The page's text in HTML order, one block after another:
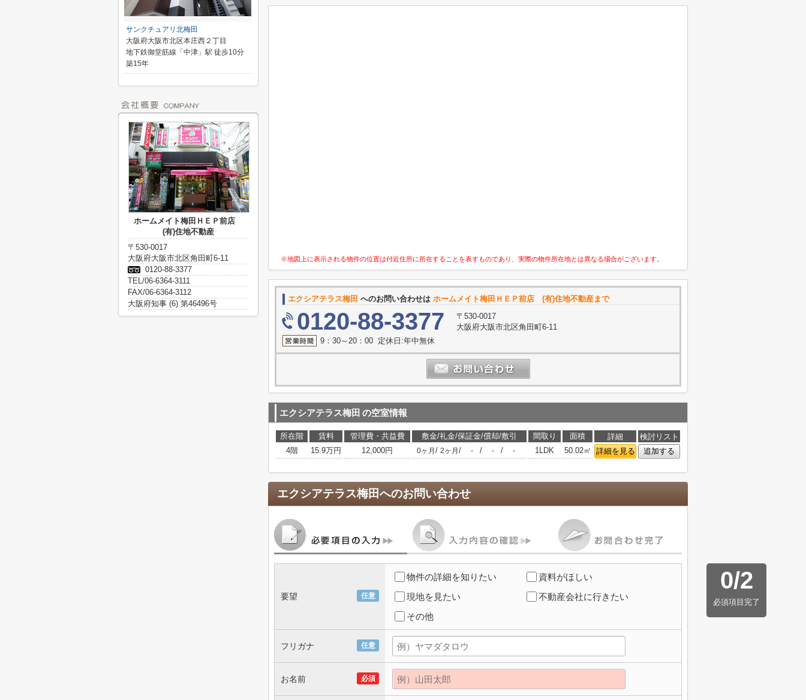
※地図上に表示される物件の位置は付近住所に所在することを表すものであり、実際の物件所在地とは異なる場合がございます。
エクシアテラス梅田 へのお問い合わせは ホームメイト梅田ＨＥＰ前店 (有)住地不動産まで
0120-88-3377
〒530-0017
大阪府大阪市北区角田町6-11
9：30～20：00 定休日:年中無休
エクシアテラス梅田 の空室情報
所在階 賃料 管理費・共益費 敷金/礼金/保証金/償却/敷引 間取り 面積 詳細
検討リスト
4階
15.9万円 12,000円 0ヶ月 / 2ヶ月 / - / - / - 1LDK 50.02㎡ 詳細を見る 追加する
エクシアテラス梅田へのお問い合わせ
0/2
必須項目完了
任意
要望
物件の詳細を知りたい
資料がほしい
現地を見たい
不動産会社に行きたい
その他
任意
フリガナ
必須
お名前
サンクチュアリ北梅田
大阪府大阪市北区本庄西２丁目
地下鉄御堂筋線「中津」駅 徒歩10分
築15年
ホームメイト梅田ＨＥＰ前店
(有)住地不動産
〒530-0017
大阪府大阪市北区角田町6-11
0120-88-3377
TEL/06-6364-3111
FAX/06-6364-3112
大阪府知事 (6) 第46496号